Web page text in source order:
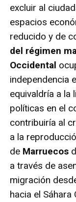
excluir al
espacios
reducido y de
del régimen
Occidental
independencia
equivaldría a la
políticas en el
contribuiría al
a la
de Marruecos
a través de
migración
hacia el